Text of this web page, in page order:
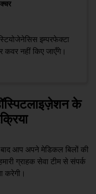
इम्परफेक्टा
कवर नहीं किए जाएँगे।
के
बाद आप अपने मेडिकल बिलों की
ग्राहक सेवा टीम से संपर्क
करेगी।